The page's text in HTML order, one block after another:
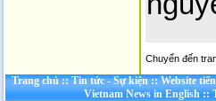
Chuyển đến
Trang chủ::Tin tức - Sự kiện::Website
Vietnam News in English::